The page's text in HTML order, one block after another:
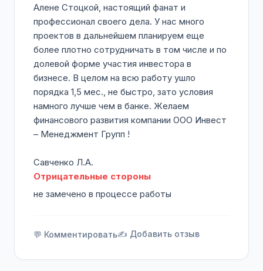
Алене Стоцкой, настоящий фанат и
профессионал своего дела. У нас много
проектов в дальнейшем планируем еще
более плотно сотрудничать в том числе и по
долевой форме участия инвестора в
бизнесе. В целом на всю работу ушло
порядка 1,5 мес., не быстро, зато условия
намного лучше чем в банке. Желаем
финансового развития компании ООО Инвест
– Менеджмент Групп !
Савченко Л.А.
Отрицательные стороны
не замечено в процессе работы
💬 Комментировать✍️ Добавить отзыв